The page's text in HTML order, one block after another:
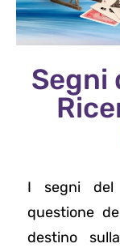
Segni
I segni del
questione
destino